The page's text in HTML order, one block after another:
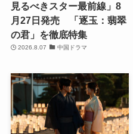
見るべきスター最前線」8
月27日発売 「逐玉：翡翠
の君」を徹底特集
2026.8.07 中国ドラマ